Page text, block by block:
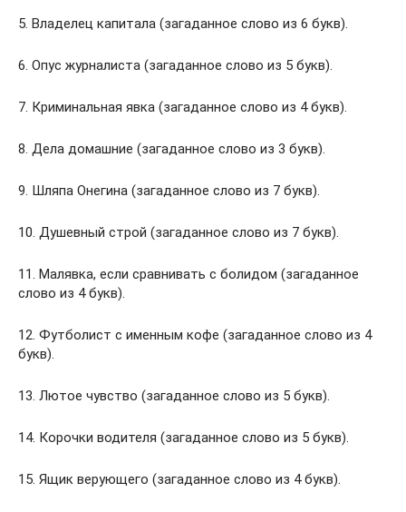
5. Владелец капитала (загаданное слово из 6 букв).
6. Опус журналиста (загаданное слово из 5 букв).
7. Криминальная явка (загаданное слово из 4 букв).
8. Дела домашние (загаданное слово из 3 букв).
9. Шляпа Онегина (загаданное слово из 7 букв).
10. Душевный строй (загаданное слово из 7 букв).
11. Малявка, если сравнивать с болидом (загаданное
слово из 4 букв).
12. Футболист с именным кофе (загаданное слово из 4
букв).
13. Лютое чувство (загаданное слово из 5 букв).
14. Корочки водителя (загаданное слово из 5 букв).
15. Ящик верующего (загаданное слово из 4 букв).